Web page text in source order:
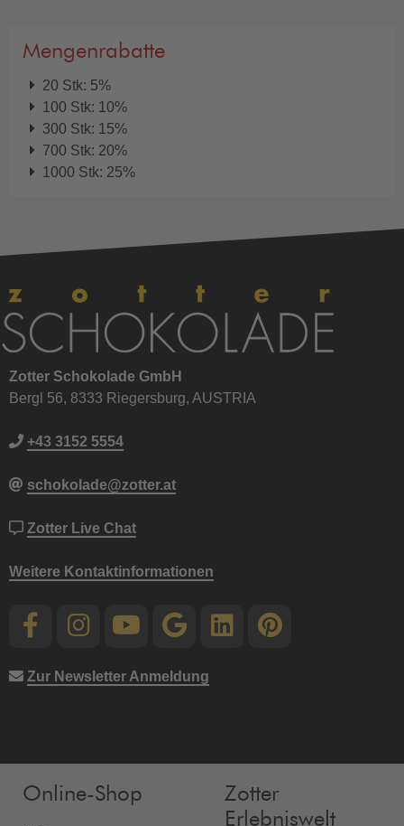
Mengenrabatte
20 Stk: 5%
100 Stk: 10%
300 Stk: 15%
700 Stk: 20%
1000 Stk: 25%
Zotter Schokolade GmbH
Bergl 56, 8333 Riegersburg, AUSTRIA
+43 3152 5554
schokolade@zotter.at
Zotter Live Chat
Weitere Kontaktinformationen
Zur Newsletter Anmeldung
Online-Shop
Zotter
Erlebniswelt